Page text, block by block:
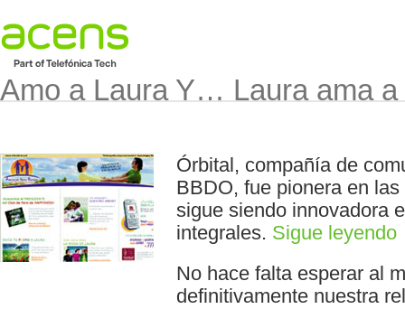
Amo a Laura Y… Laura ama a
Órbital, compañía de
BBDO, fue pionera en
sigue siendo innovadora
integrales. Sigue leyendo
No hace falta esperar al
definitivamente nuestra